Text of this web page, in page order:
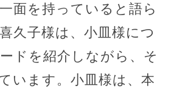
面を持っていると語ら
久子様は、小皿様につ
ドを紹介しながら、そ
います。小皿様は、本